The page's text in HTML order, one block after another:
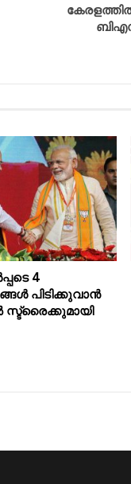
4
പിടിക്കുവാൻ
സ്ട്രൈക്കുമായി